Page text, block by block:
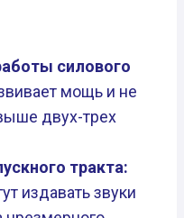
силового
мощь и не
двух-трех
тракта:
издавать звуки